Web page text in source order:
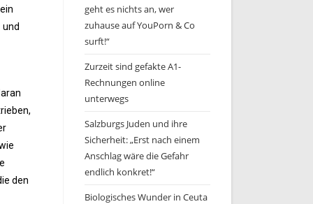
den
geht es nichts an, wer
zuhause auf YouPorn & Co
surft!“
Zurzeit sind gefakte A1-
Rechnungen online
unterwegs
Salzburgs Juden und ihre
Sicherheit: „Erst nach einem
Anschlag wäre die Gefahr
endlich konkret!“
Biologisches Wunder in Ceuta